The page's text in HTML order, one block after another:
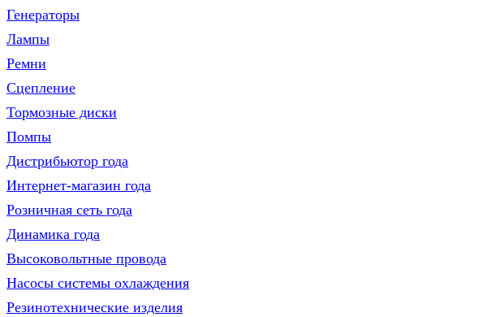
Генераторы
Лампы
Ремни
Сцепление
Тормозные диски
Помпы
Дистрибьютор года
Интернет-магазин года
Розничная сеть года
Динамика года
Высоковольтные провода
Насосы системы охлаждения
Резинотехнические изделия